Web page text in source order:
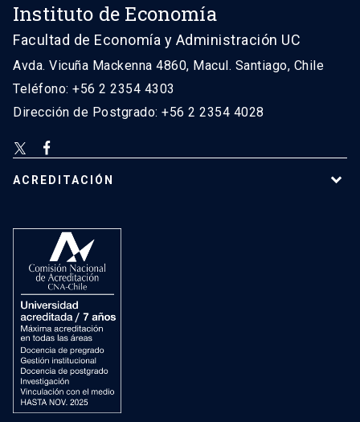
Instituto de Economía
Facultad de Economía y Administración UC
Avda. Vicuña Mackenna 4860, Macul. Santiago, Chile
Teléfono: +56 2 2354 4303
Dirección de Postgrado: +56 2 2354 4028
ACREDITACIÓN